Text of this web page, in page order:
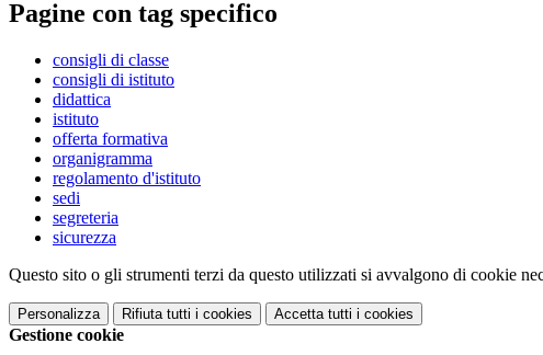
Pagine con tag specifico
consigli di classe
consigli di istituto
didattica
istituto
offerta formativa
organigramma
regolamento d'istituto
sedi
segreteria
sicurezza
Questo sito o gli strumenti terzi da questo utilizzati si avvalgono di cookie
Personalizza Rifiuta tutti i cookies Accetta tutti i cookies
Gestione cookie